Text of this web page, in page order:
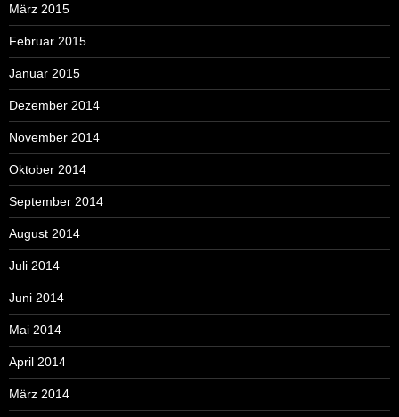
März 2015
Februar 2015
Januar 2015
Dezember 2014
November 2014
Oktober 2014
September 2014
August 2014
Juli 2014
Juni 2014
Mai 2014
April 2014
März 2014